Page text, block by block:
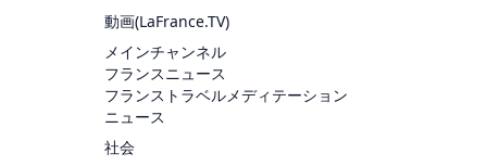
動画(LaFrance.TV)
メインチャンネル
フランスニュース
フランストラベルメディテーション
ニュース
社会